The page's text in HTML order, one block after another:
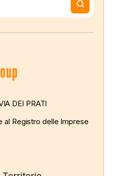
DEI PRATI
al Registro delle Imprese